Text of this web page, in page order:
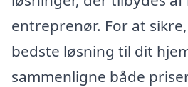
entreprenør. For at
bedste løsning til dit
sammenligne både